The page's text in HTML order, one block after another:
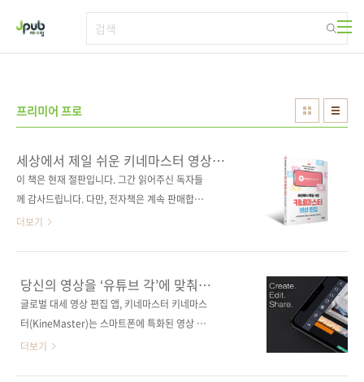
프리미어 프로
세상에서 제일 쉬운 키네마스터 영상
편집: 스마트폰으로 유튜브 & SNS
콘텐츠 제작하기
이 책은 현재 절판입니다. 그간 읽어주신 독자들
께 감사드립니다. 다만, 전자책은 계속 판매합니
다. 키네마스터 장인 기태가 알려 주는 고퀄리티
매 사이트(가나다순)8a53 [교보문고] [도서11
번가] [알라딘] [예스이십사] [인터파크] [쿠팡]
■ 전자책 구매 사이트(가나다순) [교보문고] [구
파크] 출판사 제이펍 도서명 세상에서 제일 쉬운
키네마스터 영상 편집 부 제 스마트폰으로 유튜
더보기
당신의 영상을 ‘유튜브 각’에 맞춰
드립니다
글로벌 대세 영상 편집 앱, 키네마스터 키네마스
터(KineMaster)는 스마트폰에 특화된 영상 편
집 앱입니다. 유튜브를 떠돌다 보면 화면 오른쪽
더보기